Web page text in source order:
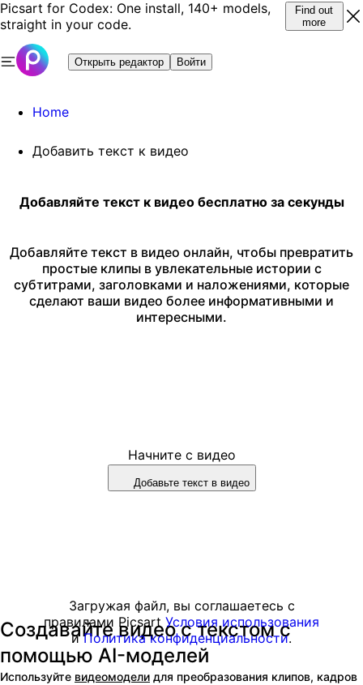
Picsart for Codex: One install, 140+ models,
straight in your code.
Find out
more
Открыть редактор Войти
Home
Добавить текст к видео
Добавляйте текст к видео бесплатно за секунды
Добавляйте текст в видео онлайн, чтобы превратить
простые клипы в увлекательные истории с
субтитрами, заголовками и наложениями, которые
сделают ваши видео более информативными и
интересными.
Начните с видео
Добавьте текст в видео
Загружая файл, вы соглашаетесь с
правилами Picsart Условия использования
иПолитика конфиденциальности.
Создавайте видео с текстом с
помощью AI-моделей
Используйте видеомодели для преобразования клипов, кадров